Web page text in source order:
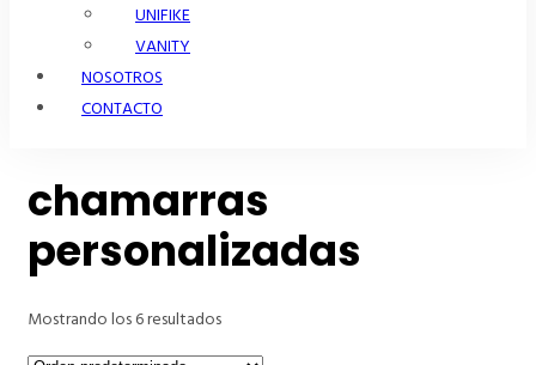
UNIFIKE
VANITY
NOSOTROS
CONTACTO
chamarras
personalizadas
Mostrando los 6 resultados